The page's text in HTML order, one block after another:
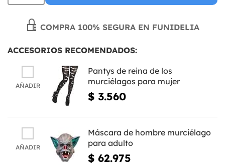
COMPRA 100% SEGURA EN FUNIDELIA
ACCESORIOS RECOMENDADOS:
AÑADIR
Pantys de reina de los
murciélagos para mujer
$ 3.560
AÑADIR
Máscara de hombre murciélago
para adulto
$ 62.975